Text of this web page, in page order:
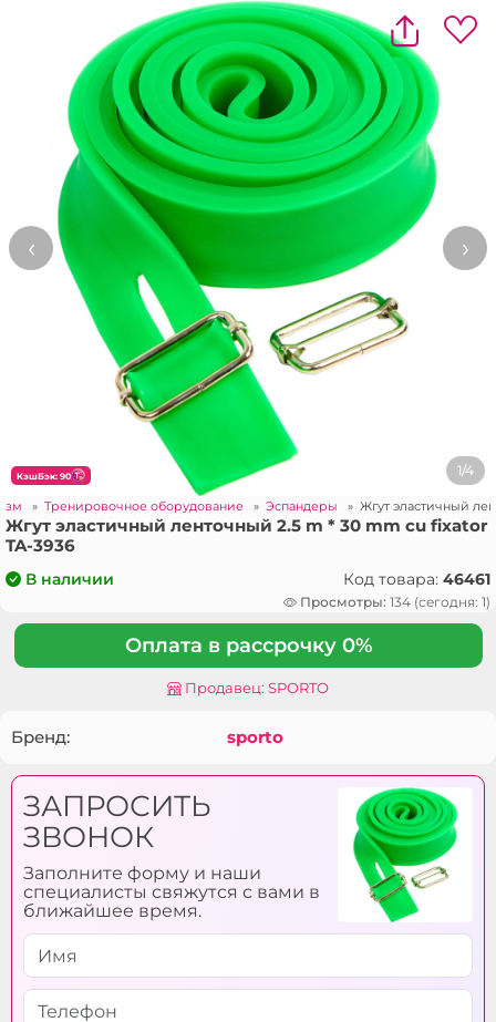
КэшБэк: 90 1/4
‹ ›
» Тренировочное оборудование » Эспандеры » Жгут эластичный
Жгут эластичный ленточный 2.5 m * 30 mm cu fixator
TA-3936
В наличии Код товара: 46461
Просмотры: 134 (сегодня: 1)
Оплата в рассрочку 0%
Продавец: SPORTO
Бренд: sporto
ЗАПРОСИТЬ
ЗВОНОК
Заполните форму и наши
специалисты свяжутся с вами в
ближайшее время.